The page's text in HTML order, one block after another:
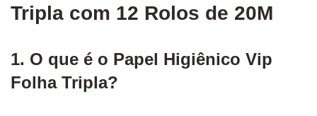
Tripla com 12 Rolos de 20M
1. O que é o Papel Higiênico Vip
Folha Tripla?